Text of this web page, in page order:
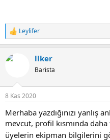
T
e
k
Leylifer
llker
Barista
8 Kas 2020
Merhaba yazdığınızı yanlış
mevcut, profil kısmında daha
üyelerin ekipman bilgilerini